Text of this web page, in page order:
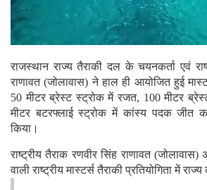
राजस्थान राज्य तैराकी दल के चयनकर्ता एवं
राणावत (जोलावास) ने हाल ही आयोजित हुई
50 मीटर ब्रेस्ट स्ट्रोक में रजत, 100 मीटर
मीटर बटरफ्लाई स्ट्रोक में कांस्य पदक जीत
किया।
राष्ट्रीय तैराक रणवीर सिंह राणावत
वाली राष्ट्रीय मास्टर्स तैराकी प्रतियोगिता में